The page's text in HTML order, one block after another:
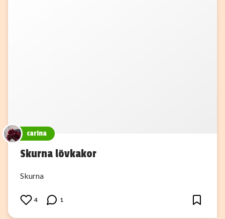
carina
Skurna lövkakor
Skurna
4 1